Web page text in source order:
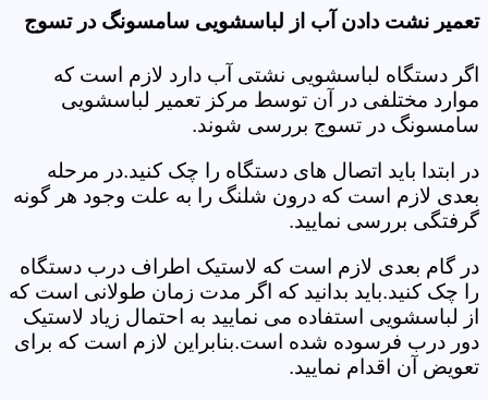
تعمیر نشت دادن آب از لباسشویی سامسونگ در تسوج
اگر دستگاه لباسشویی نشتی آب دارد لازم است که
موارد مختلفی در آن توسط مرکز تعمیر لباسشویی
سامسونگ در تسوج بررسی شوند.
در ابتدا باید اتصال های دستگاه را چک کنید.در مرحله
بعدی لازم است که درون شلنگ را به علت وجود هر گونه
گرفتگی بررسی نمایید.
در گام بعدی لازم است که لاستیک اطراف درب دستگاه
را چک کنید.باید بدانید که اگر مدت زمان طولانی است که
از لباسشویی استفاده می نمایید به احتمال زیاد لاستیک
دور درب فرسوده شده است.بنابراین لازم است که برای
تعویض آن اقدام نمایید.